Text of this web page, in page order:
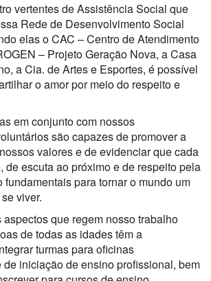
vertentes de Assistência Social que
Rede de Desenvolvimento Social
elas o CAC – Centro de Atendimento
– Projeto Geração Nova, a Casa
a Cia. de Artes e Esportes, é possível
o amor por meio do respeito e
em conjunto com nossos
são capazes de promover a
valores e de evidenciar que cada
de escuta ao próximo e de respeito pela
fundamentais para tornar o mundo um
viver.
que regem nosso trabalho
de todas as idades têm a
turmas para oficinas
iniciação de ensino profissional, bem